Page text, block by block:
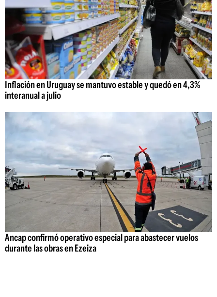
Inflación en Uruguay se mantuvo estable y quedó en 4,3%
interanual a julio
Ancap confirmó operativo especial para abastecer vuelos
durante las obras en Ezeiza